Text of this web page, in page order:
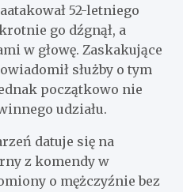
52-letniego
go dźgnął, a
w głowę. Zaskakujące
służby o tym
początkowo nie
udziału.
datuje się na
z komendy w
o mężczyźnie bez